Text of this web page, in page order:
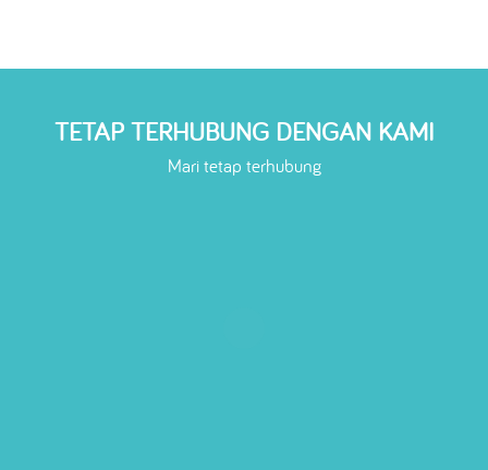
TETAP TERHUBUNG DENGAN KAMI
Mari tetap terhubung